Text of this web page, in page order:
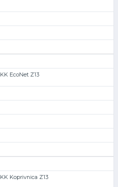
KK EcoNet Z13
KK Koprivnica Z13